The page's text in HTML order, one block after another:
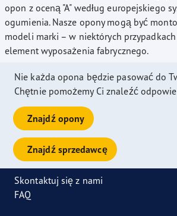
opon z oceną "A" według europejskiego
ogumienia. Nasze opony mogą być
modeli marki – w niektórych
element wyposażenia fabrycznego.
Nie każda opona będzie pasować do
Chętnie pomożemy Ci znaleźć
Znajdź opony
Znajdź sprzedawcę
Skontaktuj się z nami
FAQ